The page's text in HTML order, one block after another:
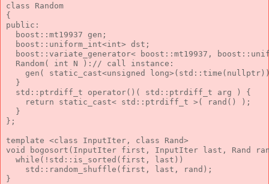
class Random
{
public:
  boost::mt19937 gen;
  boost::uniform_int<int> dst;
boost::variate_generator< boost::mt19937,
  Random( int N ):// call instance:
gen( static_cast<unsigned
  }
  std::ptrdiff_t operator()( std::ptrdiff_t arg ) {
    return static_cast< std::ptrdiff_t >( rand() );
  }
};
template <class InputIter, class Rand>
void bogosort(InputIter first, InputIter last, Rand
  while(!std::is_sorted(first, last))
    std::random_shuffle(first, last, rand);
}